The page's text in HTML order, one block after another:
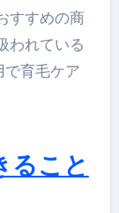
すすめの商
われている
育毛ケア
ること